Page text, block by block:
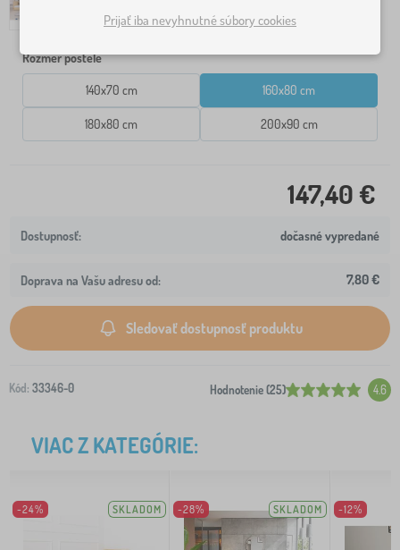
Rozmer postele
140x70 cm 160x80 cm
180x80 cm 200x90 cm
147,40 €
dočasné vypredané
Doprava na Vašu adresu od: 7,80 €
Sledovať dostupnosť produktu
Kód: 33346-0 Hodnotenie (25) 4.6
VIAC Z KATEGÓRIE:
-24% SKLADOM -28% SKLADOM -12%
Prijať iba nevyhnutné súbory cookies